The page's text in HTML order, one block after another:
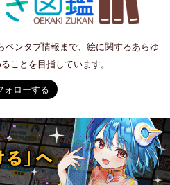
ペンタブ情報まで、絵に関するあらゆ
ことを目指しています。